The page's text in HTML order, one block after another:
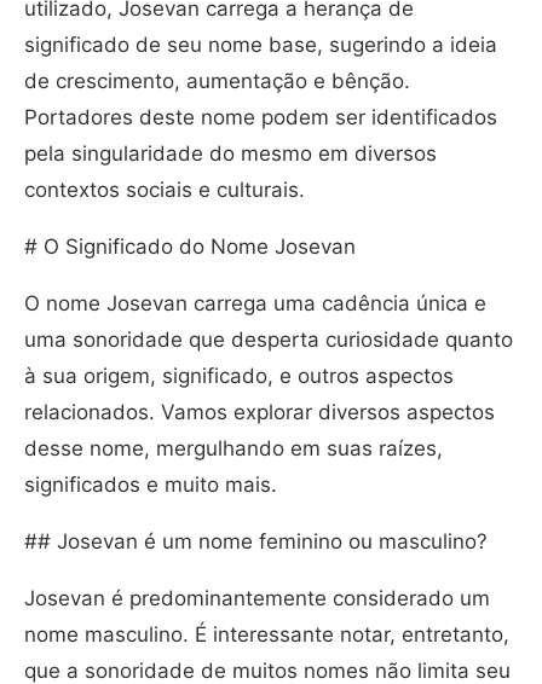
utilizado, Josevan carrega a herança de
significado de seu nome base, sugerindo a ideia
de crescimento, aumentação e bênção.
Portadores deste nome podem ser identificados
pela singularidade do mesmo em diversos
contextos sociais e culturais.
# O Significado do Nome Josevan
O nome Josevan carrega uma cadência única e
uma sonoridade que desperta curiosidade quanto
à sua origem, significado, e outros aspectos
relacionados. Vamos explorar diversos aspectos
desse nome, mergulhando em suas raízes,
significados e muito mais.
## Josevan é um nome feminino ou masculino?
Josevan é predominantemente considerado um
nome masculino. É interessante notar, entretanto,
que a sonoridade de muitos nomes não limita seu